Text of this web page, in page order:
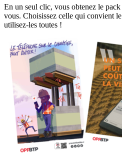
En un seul clic, vous obtenez le
vous. Choisissez celle qui convient
utilisez-les toutes !